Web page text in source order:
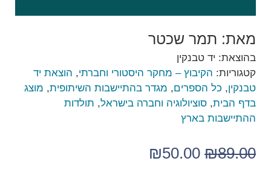
מאת: תמר שכטר
בהוצאת: יד טבנקין
קטגוריות: הקיבוץ – מחקר היסטורי וחברתי, הוצאת יד
טבנקין, כל הספרים, מגדר בהתיישבות השיתופית, מוצג
בדף הבית, סוציולוגיה וחברה בישראל, תולדות
ההתיישבות בארץ
₪89.00
₪50.00